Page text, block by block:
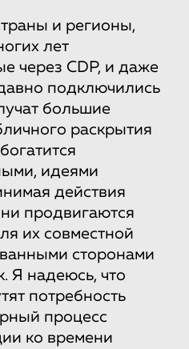
и регионы,
лет
через CDP, и даже
подключились
большие
раскрытия
идеями
действия
продвигаются
их совместной
сторонами
Я надеюсь, что
потребность
процесс
ко времени